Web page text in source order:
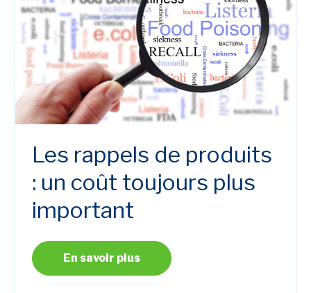
Les rappels de produits
: un coût toujours plus
important
En savoir plus